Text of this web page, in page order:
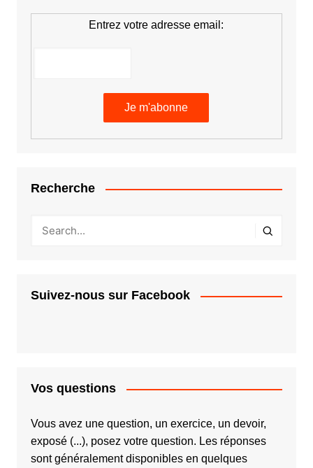
Entrez votre adresse email:
Recherche
Suivez-nous sur Facebook
Vos questions
Vous avez une question, un exercice, un devoir,
exposé (...), posez votre question. Les réponses
sont généralement disponibles en quelques